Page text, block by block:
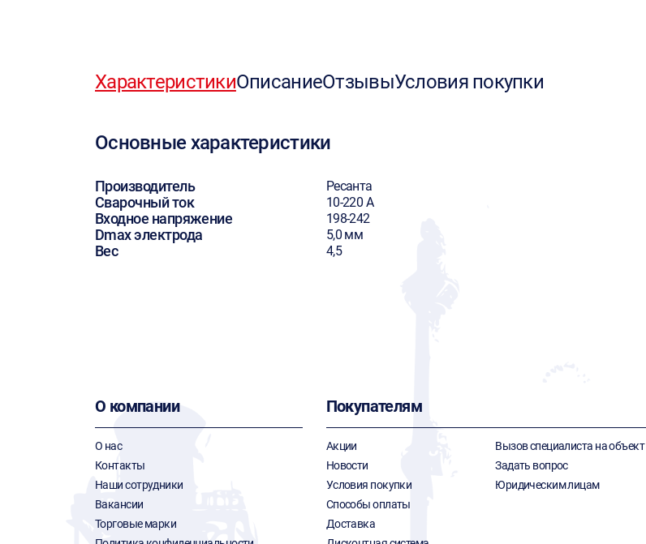
ХарактеристикиОписаниеОтзывыУсловия покупки
Основные характеристики
Производитель Ресанта
Сварочный ток 10-220 А
Входное напряжение 198-242
Dmax электрода 5,0 мм
Вес 4,5
О компании
О нас
Контакты
Наши сотрудники
Вакансии
Торговые марки
Покупателям
Акции
Новости
Условия покупки
Способы оплаты
Доставка
Вызов специалиста на объект
Задать вопрос
Юридическим лицам